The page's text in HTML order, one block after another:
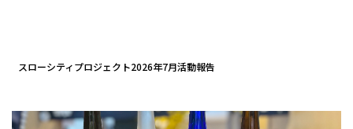
スローシティプロジェクト2026年7月活動報告